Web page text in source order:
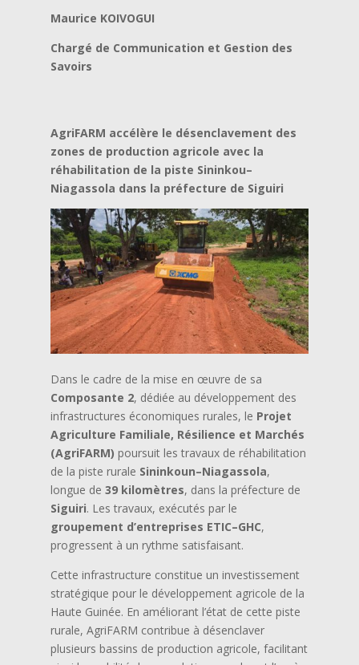
Maurice KOIVOGUI
Chargé de Communication et Gestion des
Savoirs
AgriFARM accélère le désenclavement des
zones de production agricole avec la
réhabilitation de la piste Sininkou–
Niagassola dans la préfecture de Siguiri
Dans le cadre de la mise en œuvre de sa
Composante 2, dédiée au développement des
infrastructures économiques rurales, le Projet
Agriculture Familiale, Résilience et Marchés
(AgriFARM) poursuit les travaux de réhabilitation
de la piste rurale Sininkoun–Niagassola,
longue de39 kilomètres, dans la préfecture de
Siguiri. Les travaux, exécutés par le
groupement d’entreprises ETIC–GHC,
progressent à un rythme satisfaisant.
Cette infrastructure constitue un investissement
stratégique pour le développement agricole de la
Haute Guinée. En améliorant l’état de cette piste
rurale, AgriFARM contribue à désenclaver
plusieurs bassins de production agricole, facilitant